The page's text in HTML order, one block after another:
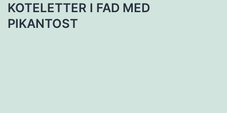
KOTELETTER I FAD MED
PIKANTOST